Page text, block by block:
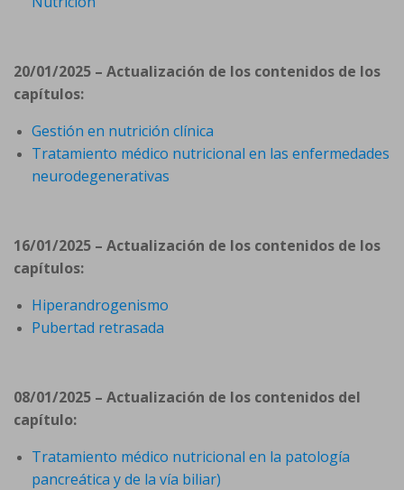
20/01/2025 – Actualización de los contenidos de los
capítulos:
Gestión en nutrición clínica
Tratamiento médico nutricional en las enfermedades
neurodegenerativas
16/01/2025 – Actualización de los contenidos de los
capítulos:
Hiperandrogenismo
Pubertad retrasada
08/01/2025 – Actualización de los contenidos del
capítulo:
Tratamiento médico nutricional en la patología
pancreática y de la vía biliar)